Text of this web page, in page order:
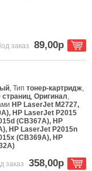
заказ 89,00р
, Типтонер-картридж,
страниц,Оригинал,
HP LaserJet M2727,
HP LaserJet P2015
(CB367A), HP
HP LaserJet P2015n
(CB369A), HP
заказ 358,00р